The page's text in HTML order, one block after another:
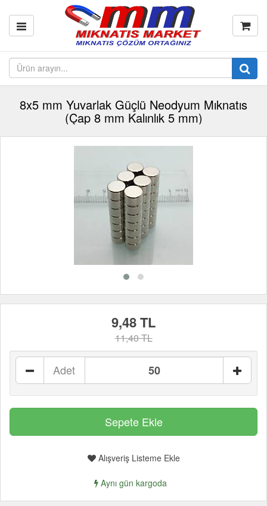
8x5 mm Yuvarlak Güçlü Neodyum Mıknatıs
(Çap 8 mm Kalınlık 5 mm)
9,48 TL
11,40 TL
Adet
Alışveriş Listeme Ekle
Aynı gün kargoda